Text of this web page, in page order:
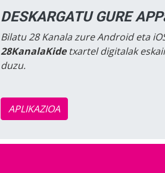
DESKARGATU GURE
Bilatu 28 Kanala zure Android eta
28KanalaKidetxartel digitalak
duzu.
APLIKAZIOA